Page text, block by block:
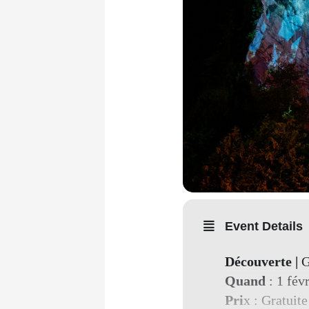
Event Details
Découverte |
Quand : 1
Prix : Gratuite